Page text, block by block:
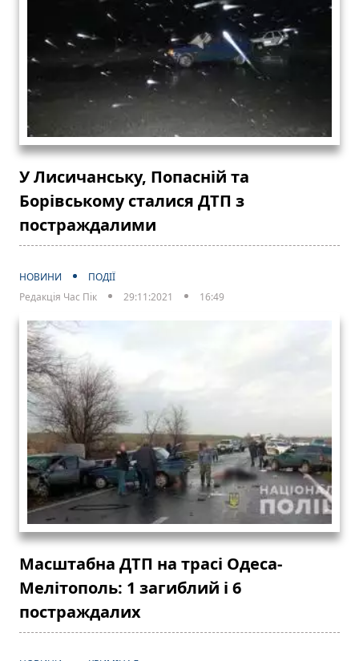
У Лисичанську, Попасній та
Борівському сталися ДТП з
постраждалими
НОВИНИ
ПОДІЇ
Редакція Час Пік
29:11:2021 16:49
Масштабна ДТП на трасі Одеса-
Мелітополь: 1 загиблий і 6
постраждалих